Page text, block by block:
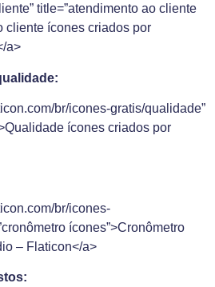
title=”atendimento ao cliente
cliente ícones criados por
a>
br/icones-gratis/qualidade”
ícones criados por
br/icones-
ícones”>Cronômetro
– Flaticon</a>